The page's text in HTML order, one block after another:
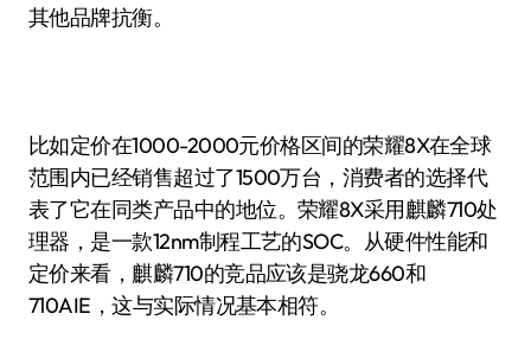
其他品牌抗衡。
比如定价在1000-2000元价格区间的荣耀8X在全球
范围内已经销售超过了1500万台，消费者的选择代
表了它在同类产品中的地位。荣耀8X采用麒麟710处
理器，是一款12nm制程工艺的SOC。从硬件性能和
定价来看，麒麟710的竞品应该是骁龙660和
710AIE，这与实际情况基本相符。